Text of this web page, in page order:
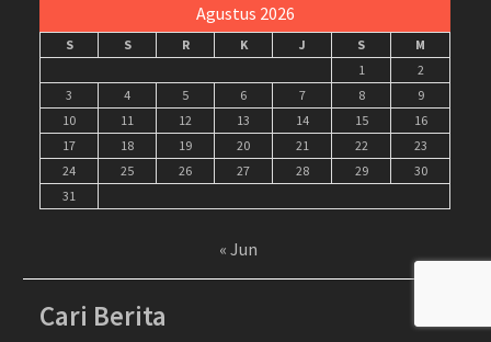
Agustus 2026
S S R K J S
M
1
2
3
4 5 6 7 8
9
10
11 12 13 14 15
16
17
18 19 20 21 22
23
24
25 26 27 28 29
30
31
« Jun
Cari Berita